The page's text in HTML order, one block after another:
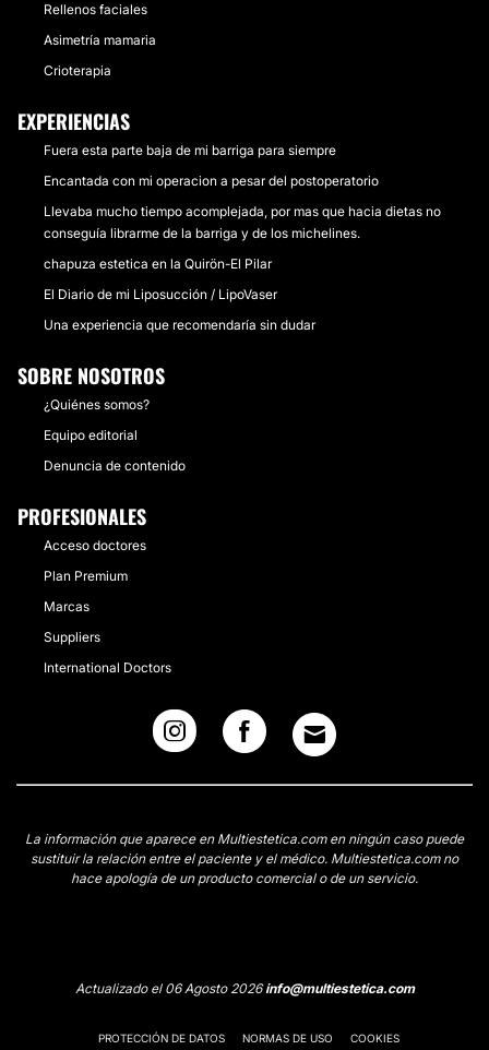
Rellenos faciales
Asimetría mamaria
Crioterapia
EXPERIENCIAS
Fuera esta parte baja de mi barriga para siempre
Encantada con mi operacion a pesar del postoperatorio
Llevaba mucho tiempo acomplejada, por mas que hacia dietas no
conseguía librarme de la barriga y de los michelines.
chapuza estetica en la Quirön-El Pilar
El Diario de mi Liposucción / LipoVaser
Una experiencia que recomendaría sin dudar
SOBRE NOSOTROS
¿Quiénes somos?
Equipo editorial
Denuncia de contenido
PROFESIONALES
Acceso doctores
Plan Premium
Marcas
Suppliers
International Doctors
La información que aparece en Multiestetica.com en ningún caso puede
sustituir la relación entre el paciente y el médico. Multiestetica.com no
hace apología de un producto comercial o de un servicio.
Actualizado el 06 Agosto 2026info@multiestetica.com
PROTECCIÓN DE DATOS NORMAS DE USO COOKIES